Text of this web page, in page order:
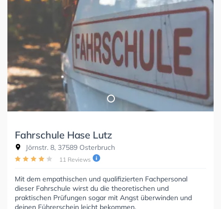
Fahrschule Hase Lutz
Jörnstr. 8, 37589 Osterbruch
11 Reviews
Mit dem empathischen und qualifizierten Fachpersonal
dieser Fahrschule wirst du die theoretischen und
praktischen Prüfungen sogar mit Angst überwinden und
deinen Führerschein leicht bekommen.